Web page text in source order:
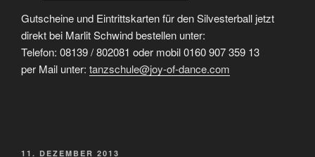
Gutscheine und Eintrittskarten für den Silvesterball jetzt
direkt bei Marlit Schwind bestellen unter:
Telefon: 08139 / 802081 oder mobil 0160 907 359 13
per Mail unter: tanzschule@joy-of-dance.com
VERÖFFENTLICHT
11. DEZEMBER 2013